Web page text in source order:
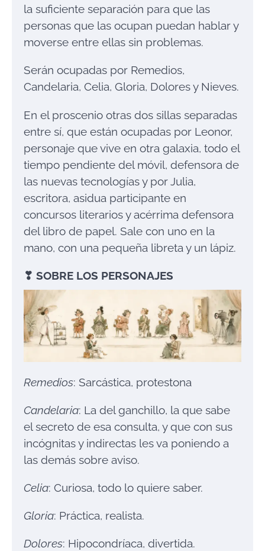
la suficiente separación para que las
personas que las ocupan puedan hablar y
moverse entre ellas sin problemas.
Serán ocupadas por Remedios,
Candelaria, Celia, Gloria, Dolores y Nieves.
En el proscenio otras dos sillas separadas
entre sí, que están ocupadas por Leonor,
personaje que vive en otra galaxia, todo el
tiempo pendiente del móvil, defensora de
las nuevas tecnologías y por Julia,
escritora, asidua participante en
concursos literarios y acérrima defensora
del libro de papel. Sale con uno en la
mano, con una pequeña libreta y un lápiz.
❣ SOBRE LOS PERSONAJES
Remedios: Sarcástica, protestona
Candelaria: La del ganchillo, la que sabe
el secreto de esa consulta, y que con sus
incógnitas y indirectas les va poniendo a
las demás sobre aviso.
Celia: Curiosa, todo lo quiere saber.
Gloria: Práctica, realista.
Dolores: Hipocondríaca, divertida.